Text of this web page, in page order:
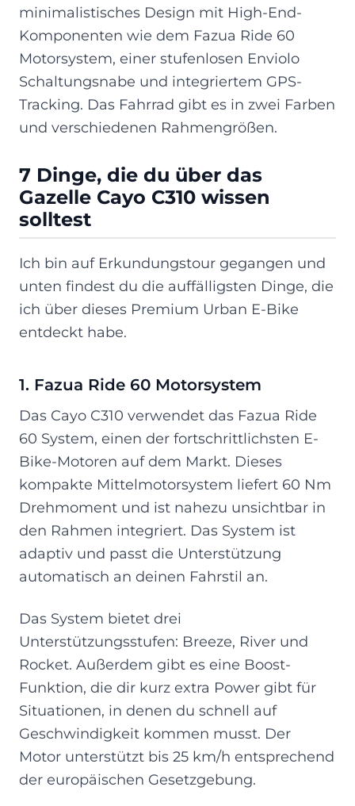
minimalistisches Design mit High-End-
Komponenten wie dem Fazua Ride 60
Motorsystem, einer stufenlosen Enviolo
Schaltungsnabe und integriertem GPS-
Tracking. Das Fahrrad gibt es in zwei Farben
und verschiedenen Rahmengrößen.
7 Dinge, die du über das
Gazelle Cayo C310 wissen
solltest
Ich bin auf Erkundungstour gegangen und
unten findest du die auffälligsten Dinge, die
ich über dieses Premium Urban E-Bike
entdeckt habe.
1. Fazua Ride 60 Motorsystem
Das Cayo C310 verwendet das Fazua Ride
60 System, einen der fortschrittlichsten E-
Bike-Motoren auf dem Markt. Dieses
kompakte Mittelmotorsystem liefert 60 Nm
Drehmoment und ist nahezu unsichtbar in
den Rahmen integriert. Das System ist
adaptiv und passt die Unterstützung
automatisch an deinen Fahrstil an.
Das System bietet drei
Unterstützungsstufen: Breeze, River und
Rocket. Außerdem gibt es eine Boost-
Funktion, die dir kurz extra Power gibt für
Situationen, in denen du schnell auf
Geschwindigkeit kommen musst. Der
Motor unterstützt bis 25 km/h entsprechend
der europäischen Gesetzgebung.